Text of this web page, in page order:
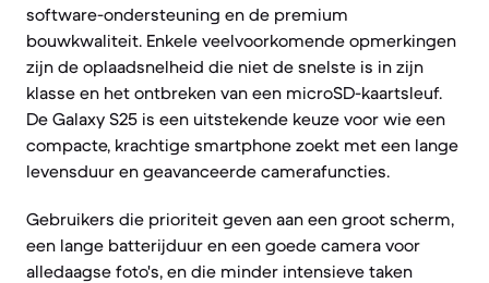
software-ondersteuning en de premium
bouwkwaliteit. Enkele veelvoorkomende opmerkingen
zijn de oplaadsnelheid die niet de snelste is in zijn
klasse en het ontbreken van een microSD-kaartsleuf.
De Galaxy S25 is een uitstekende keuze voor wie een
compacte, krachtige smartphone zoekt met een lange
levensduur en geavanceerde camerafuncties.
Gebruikers die prioriteit geven aan een groot scherm,
een lange batterijduur en een goede camera voor
alledaagse foto's, en die minder intensieve taken